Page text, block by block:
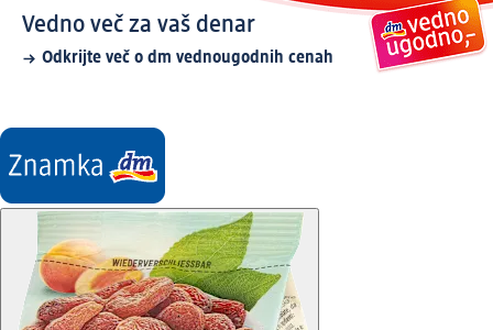
Vedno več za vaš denar
Odkrijte več o dm vednougodnih cenah